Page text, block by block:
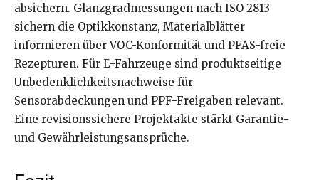
absichern. Glanzgradmessungen nach ISO 2813
sichern die Optikkonstanz, Materialblätter
informieren über VOC-Konformität und PFAS-freie
Rezepturen. Für E-Fahrzeuge sind produktseitige
Unbedenklichkeitsnachweise für
Sensorabdeckungen und PPF-Freigaben relevant.
Eine revisionssichere Projektakte stärkt Garantie-
und Gewährleistungsansprüche.